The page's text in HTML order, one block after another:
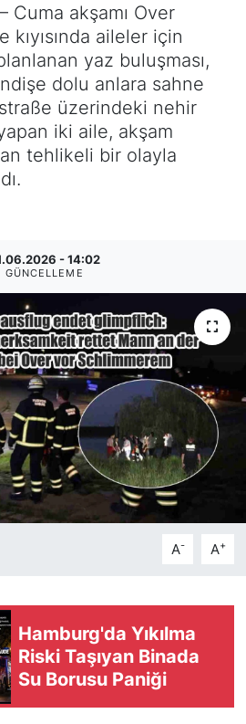
Cuma akşamı Over
kıyısında aileler için
yaz buluşması,
dolu anlara sahne
üzerindeki nehir
iki aile, akşam
tehlikeli bir olayla
- 14:02
GÜNCELLEME
A- A+
Hamburg'da Yıkılma
Riski Taşıyan Binada
Su Borusu Paniği